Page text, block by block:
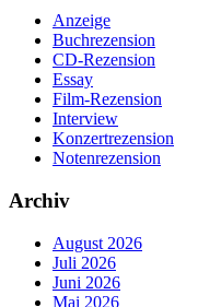
Anzeige
Buchrezension
CD-Rezension
Essay
Film-Rezension
Interview
Konzertrezension
Notenrezension
Archiv
August 2026
Juli 2026
Juni 2026
Mai 2026